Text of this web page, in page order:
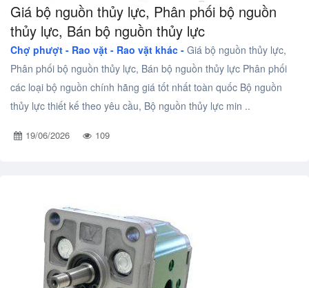
Giá bộ nguồn thủy lực, Phân phối bộ nguồn
thủy lực, Bán bộ nguồn thủy lực
Chợ phượt - Rao vặt - Rao vặt khác - Giá bộ nguồn thủy lực,
Phân phối bộ nguồn thủy lực, Bán bộ nguồn thủy lực Phân phối
các loại bộ nguồn chính hãng giá tốt nhất toàn quốc Bộ nguồn
thủy lực thiết kế theo yêu cầu, Bộ nguồn thủy lực min ..
19/06/2026 109